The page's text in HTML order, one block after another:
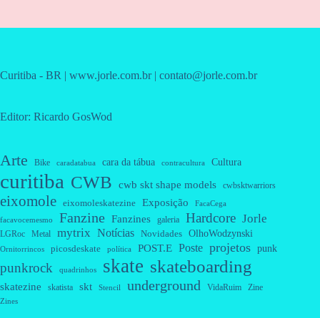
Curitiba - BR | www.jorle.com.br | contato@jorle.com.br
Editor: Ricardo GosWod
Arte Bike caradatabua cara da tábua contracultura Cultura
curitiba CWB cwb skt shape models cwbsktwarriors
eixomole eixomoleskatezine Exposição FacaCega
facavocemesmo Fanzine Fanzines galeria Hardcore Jorle
LGRoc Metal mytrix Notícias Novidades OlhoWodzynski
Ornitorrincos picosdeskate política POST.E Poste projetos punk
punkrock quadrinhos skate skateboarding
skatezine skatista skt Stencil underground VidaRuim Zine
Zines